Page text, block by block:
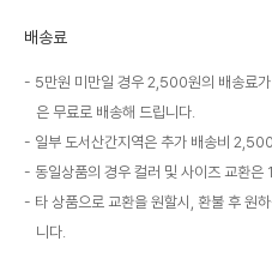
배송료
5만원 미만일 경우 2,500원의 배송료
은 무료로 배송해 드립니다.
일부 도서산간지역은 추가 배송비
동일상품의 경우 컬러 및 사이즈 교환은
타 상품으로 교환을 원할시, 환불 후 원
니다.